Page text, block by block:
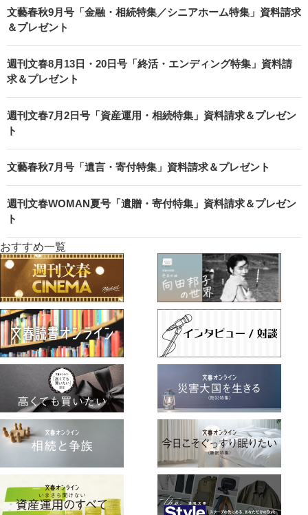
文藝春秋9月号「金融・相続特集／シニアホーム特集」資料請求
＆プレゼント
週刊文春8月13日・20日号「終活・エンディング特集」資料請
求＆プレゼント
週刊文春7月2日号「資産運用・相続特集」資料請求＆プレゼン
ト
文藝春秋7月号「遺言・寄付特集」資料請求＆プレゼント
週刊文春WOMAN夏号「遺贈・寄付特集」資料請求＆プレゼン
ト
おすすめ一覧